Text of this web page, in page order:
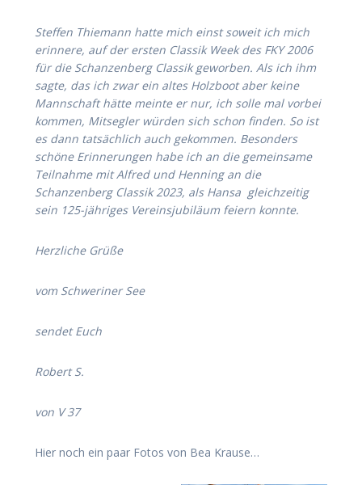
Steffen Thiemann hatte mich einst soweit ich mich
erinnere, auf der ersten Classik Week des FKY 2006
für die Schanzenberg Classik geworben. Als ich ihm
sagte, das ich zwar ein altes Holzboot aber keine
Mannschaft hätte meinte er nur, ich solle mal vorbei
kommen, Mitsegler würden sich schon finden. So ist
es dann tatsächlich auch gekommen. Besonders
schöne Erinnerungen habe ich an die gemeinsame
Teilnahme mit Alfred und Henning an die
Schanzenberg Classik 2023, als Hansa gleichzeitig
sein 125-jähriges Vereinsjubiläum feiern konnte.
Herzliche Grüße
vom Schweriner See
sendet Euch
Robert S.
von V 37
Hier noch ein paar Fotos von Bea Krause…